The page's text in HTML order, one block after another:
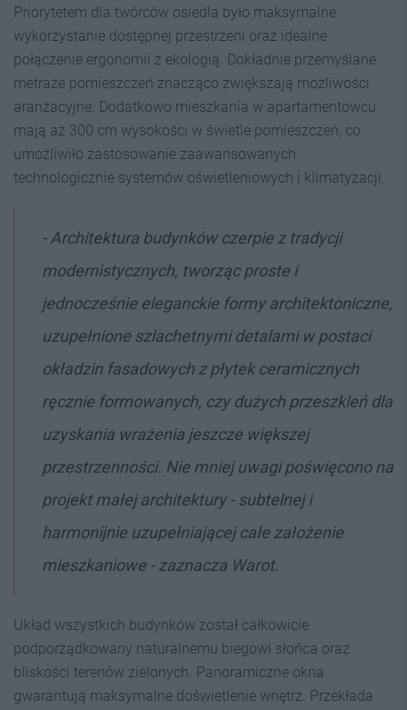
Priorytetem dla twórców osiedla było maksymalne
wykorzystanie dostępnej przestrzeni oraz idealne
połączenie ergonomii z ekologią. Dokładnie przemyślane
metraże pomieszczeń znacząco zwiększają możliwości
aranżacyjne. Dodatkowo mieszkania w apartamentowcu
mają aż 300 cm wysokości w świetle pomieszczeń, co
umożliwiło zastosowanie zaawansowanych
technologicznie systemów oświetleniowych i klimatyzacji.
- Architektura budynków czerpie z tradycji
modernistycznych, tworząc proste i
jednocześnie eleganckie formy architektoniczne,
uzupełnione szlachetnymi detalami w postaci
okładzin fasadowych z płytek ceramicznych
ręcznie formowanych, czy dużych przeszkleń dla
uzyskania wrażenia jeszcze większej
przestrzenności. Nie mniej uwagi poświęcono na
projekt małej architektury - subtelnej i
harmonijnie uzupełniającej całe założenie
mieszkaniowe -zaznacza Warot.
Układ wszystkich budynków został całkowicie
podporządkowany naturalnemu biegowi słońca oraz
bliskości terenów zielonych. Panoramiczne okna
gwarantują maksymalne doświetlenie wnętrz. Przekłada